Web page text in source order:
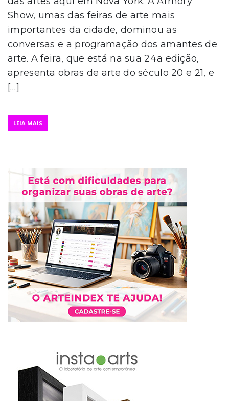
Show, umas das feiras de arte mais
importantes da cidade, dominou as
conversas e a programação dos amantes de
arte. A feira, que está na sua 24a edição,
apresenta obras de arte do século 20 e 21, e
[…]
LEIA MAIS